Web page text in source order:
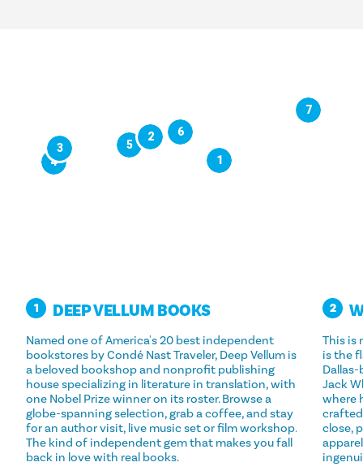
1 DEEP VELLUM BOOKS
Named one of America's 20 best independent
bookstores by Condé Nast Traveler, Deep Vellum is
a beloved bookshop and nonprofit publishing
house specializing in literature in translation, with
one Nobel Prize winner on its roster. Browse a
globe-spanning selection, grab a coffee, and stay
for an author visit, live music set or film workshop.
The kind of independent gem that makes you fall
back in love with real books.
2
This is
is the
Jack
where
close,
1
2
3
4
5
6
7